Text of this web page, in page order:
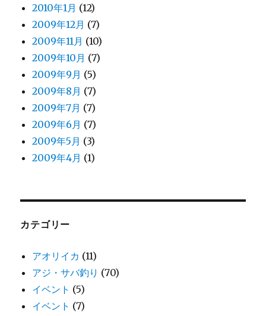
2010年1月 (12)
2009年12月 (7)
2009年11月 (10)
2009年10月 (7)
2009年9月 (5)
2009年8月 (7)
2009年7月 (7)
2009年6月 (7)
2009年5月 (3)
2009年4月 (1)
カテゴリー
アオリイカ (11)
アジ・サバ釣り (70)
イベント (5)
イベント (7)